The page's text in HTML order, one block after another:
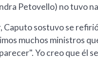
Petovello) no tuvo
Caputo sostuvo se
muchos ministros
Yo creo que él